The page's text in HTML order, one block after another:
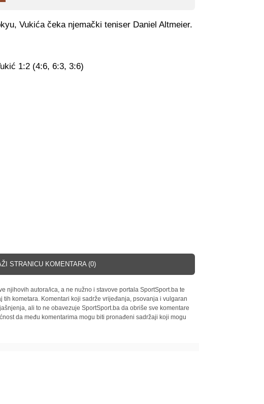
Vukića čeka njemački teniser Daniel Altmeier.
1:2 (4:6, 6:3, 3:6)
STRANICU KOMENTARA (0)
njihovih autora/ica, a ne nužno i stavove portala SportSport.ba te
tih kometara. Komentari koji sadrže vrijeđanja, psovanja i vulgaran
ali to ne obavezuje SportSport.ba da obriše sve komentare
da među komentarima mogu biti pronađeni sadržaji koji mogu